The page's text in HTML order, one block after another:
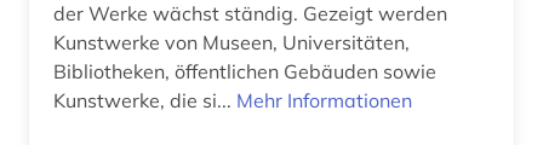
künstlerin (1)
landeskunde (1)
der Werke wächst ständig. Gezeigt werden
Kunstwerke von Museen, Universitäten,
Bibliotheken, öffentlichen Gebäuden sowie
Kunstwerke, die si... Mehr Informationen